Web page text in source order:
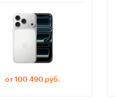
от 100 490 руб.